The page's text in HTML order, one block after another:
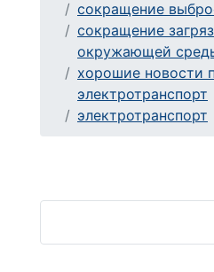
сокращение
сокращение
окружающей
хорошие новости
электротранспорт
электротранспорт